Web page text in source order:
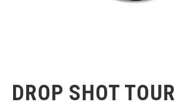
begin
van
DROP SHOT